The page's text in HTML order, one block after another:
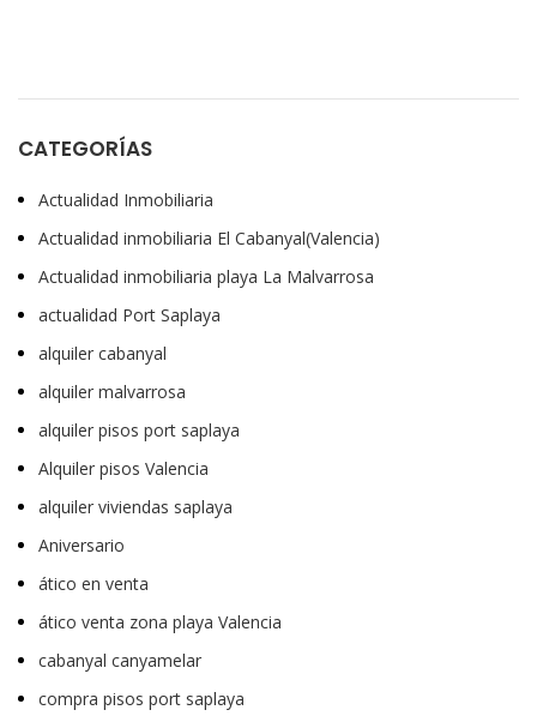
CATEGORÍAS
Actualidad Inmobiliaria
Actualidad inmobiliaria El Cabanyal(Valencia)
Actualidad inmobiliaria playa La Malvarrosa
actualidad Port Saplaya
alquiler cabanyal
alquiler malvarrosa
alquiler pisos port saplaya
Alquiler pisos Valencia
alquiler viviendas saplaya
Aniversario
ático en venta
ático venta zona playa Valencia
cabanyal canyamelar
compra pisos port saplaya